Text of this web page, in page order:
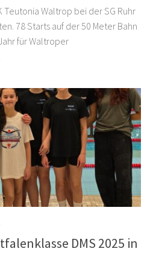
Teutonia Waltrop bei der SG Ruhr
78 Starts auf der 50 Meter Bahn
für Waltroper
DMS 2025 in